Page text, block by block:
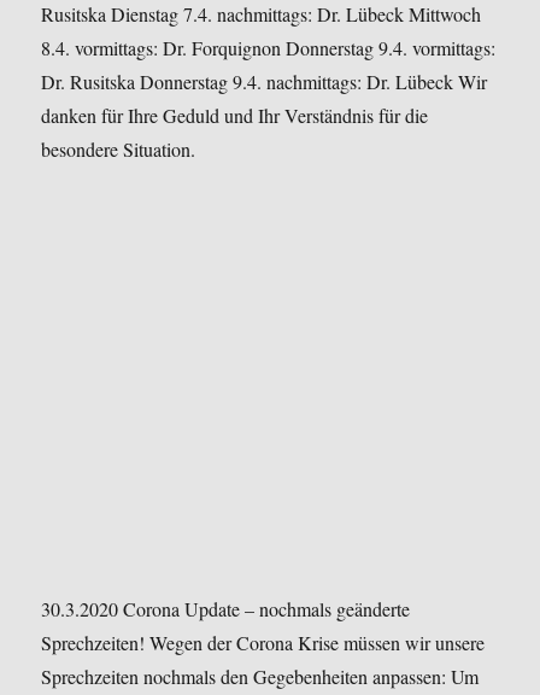
RusitskaDienstag 7.4. nachmittags: Dr. LübeckMittwoch
8.4. vormittags: Dr. ForquignonDonnerstag 9.4. vormittags:
Dr. RusitskaDonnerstag 9.4. nachmittags: Dr. LübeckWir
danken für Ihre Geduld und Ihr Verständnis für die
besondere Situation.
30.3.2020 Corona Update – nochmals geänderte
Sprechzeiten!Wegen der Corona Krise müssen wir unsere
Sprechzeiten nochmals den Gegebenheiten anpassen:Um